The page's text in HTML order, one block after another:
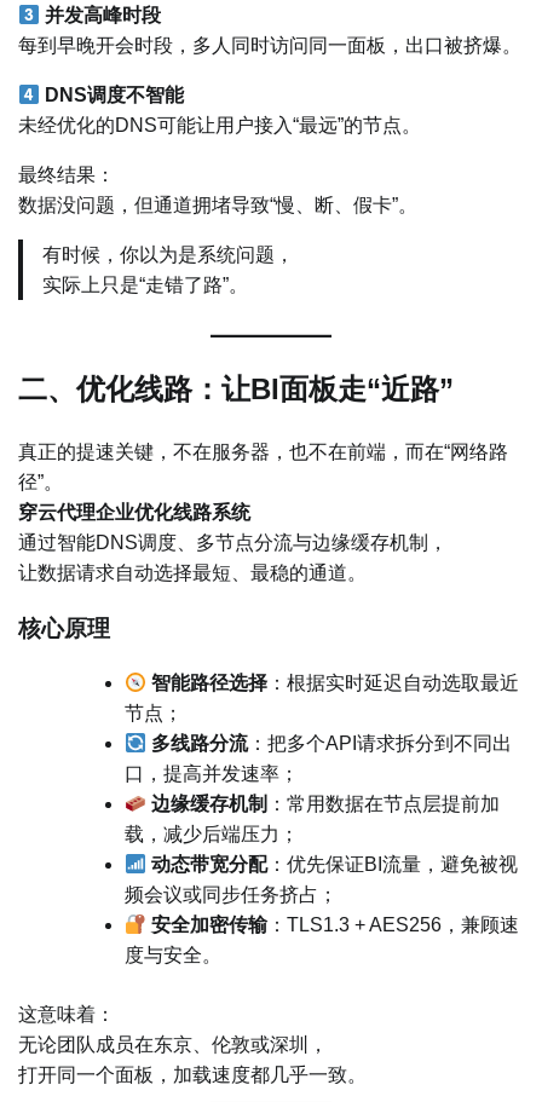
并发高峰时段
每到早晚开会时段，多人同时访问同一面板，出口被挤爆。
DNS调度不智能
未经优化的DNS可能让用户接入“最远”的节点。
最终结果：
数据没问题，但通道拥堵导致“慢、断、假卡”。
有时候，你以为是系统问题，
实际上只是“走错了路”。
二、优化线路：让BI面板走“近路”
真正的提速关键，不在服务器，也不在前端，而在“网络路
径”。
穿云代理企业优化线路系统
通过智能DNS调度、多节点分流与边缘缓存机制，
让数据请求自动选择最短、最稳的通道。
核心原理
智能路径选择 ：根据实时延迟自动选取最近
节点；
多线路分流：把多个API请求拆分到不同出
口，提高并发速率；
边缘缓存机制 ：常用数据在节点层提前加
载，减少后端压力；
动态带宽分配：优先保证BI流量，避免被视
频会议或同步任务挤占；
安全加密传输：TLS1.3 + AES256，兼顾速
度与安全。
这意味着：
无论团队成员在东京、伦敦或深圳，
打开同一个面板，加载速度都几乎一致。